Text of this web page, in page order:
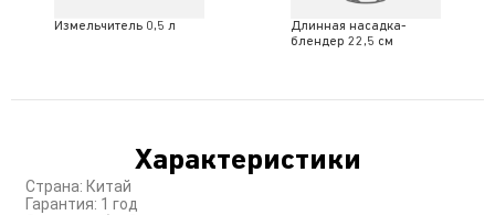
Измельчитель 0,5 л
Длинная насадка-
блендер 22,5 см
Характеристики
Страна: Китай
Гарантия: 1 год